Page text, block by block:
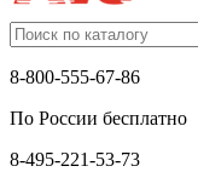
8-800-555-67-86
По России бесплатно
8-495-221-53-73